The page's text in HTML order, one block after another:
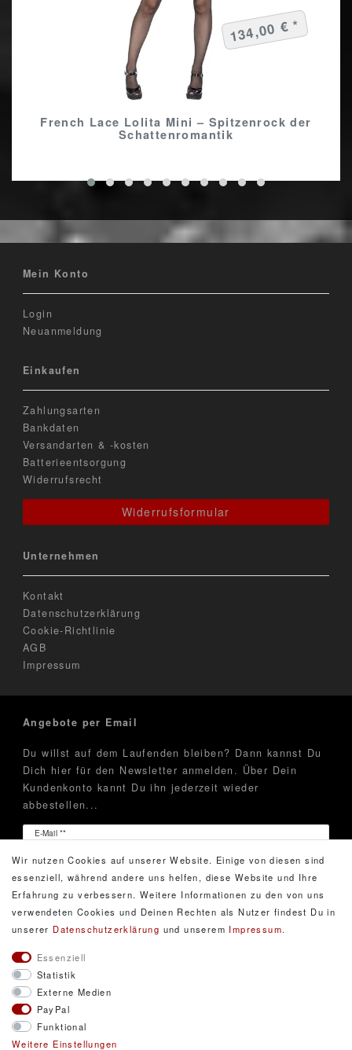
French Lace Lolita Mini – Spitzenrock der
Schattenromantik
134,00 € *
Mein Konto
Login
Neuanmeldung
Einkaufen
Zahlungsarten
Bankdaten
Versandarten & -kosten
Batterieentsorgung
Widerrufsrecht
Widerrufsformular
Unternehmen
Kontakt
Datenschutzerklärung
Cookie-Richtlinie
AGB
Impressum
Angebote per Email
Du willst auf dem Laufenden bleiben? Dann kannst Du
Dich hier für den Newsletter anmelden. Über Dein
Kundenkonto kannt Du ihn jederzeit wieder
abbestellen...
E-Mail **
Newsletter
Hiermit bestätige ich, dass ich die
Daten­schutz­erklärung
gelesen habe. Meine Einwilligung kann ich jederzeit
widerrufen.**
© Copyright 2026 DarXity GbR. Gestaltung, Design
Wir nutzen Cookies auf unserer Website. Einige von diesen sind
essenziell, während andere uns helfen, diese Website und Ihre
Erfahrung zu verbessern. Weitere Informationen zu den von uns
verwendeten Cookies und Deinen Rechten als Nutzer findest Du in
unserer Daten­schutz­erklärung und unserem Impressum.
Essenziell
Statistik
Externe Medien
PayPal
Funktional
Weitere Einstellungen